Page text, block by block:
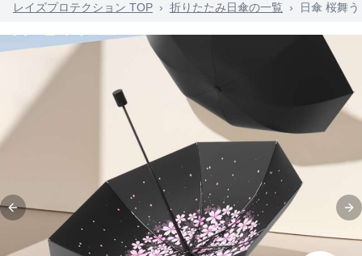
レイズプロテクション TOP › 折りたたみ日傘の一覧 › 日傘 桜舞
Previous slide